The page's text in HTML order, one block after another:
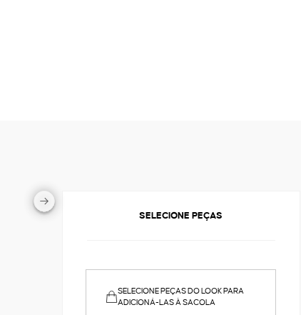
SELECIONE PEÇAS
SELECIONE PEÇAS DO LOOK PARA
ADICIONÁ-LAS À SACOLA